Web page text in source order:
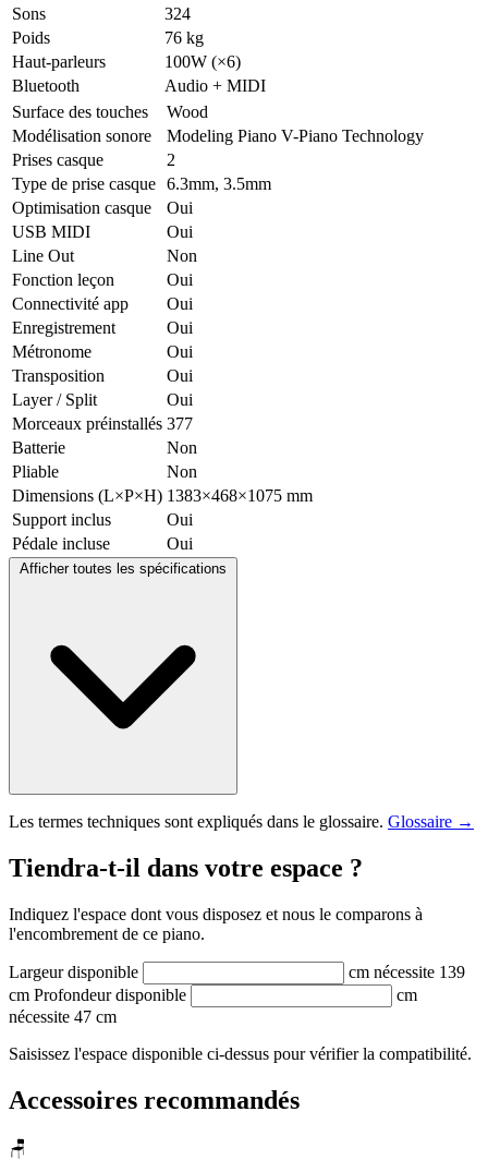
Sons
324
Poids
76 kg
Haut-parleurs
100W (×6)
Bluetooth
Audio + MIDI
Surface des touches
Wood
Modélisation sonore
Modeling Piano V-Piano Technology
Prises casque
2
Type de prise casque 6.3mm, 3.5mm
Optimisation casque
Oui
USB MIDI
Oui
Line Out
Non
Fonction leçon
Oui
Connectivité app
Oui
Enregistrement
Oui
Métronome
Oui
Transposition
Oui
Layer / Split
Oui
Morceaux préinstallés 377
Batterie
Non
Pliable
Non
Dimensions (L×P×H) 1383×468×1075 mm
Support inclus
Oui
Pédale incluse
Oui
Afficher toutes les spécifications
Les termes techniques sont expliqués dans le glossaire. Glossaire →
Tiendra-t-il dans votre espace ?
Indiquez l'espace dont vous disposez et nous le comparons à
l'encombrement de ce piano.
Largeur disponible cm nécessite 139
cm Profondeur disponible
cm
nécessite 47 cm
Saisissez l'espace disponible ci-dessus pour vérifier la compatibilité.
Accessoires recommandés
🪑